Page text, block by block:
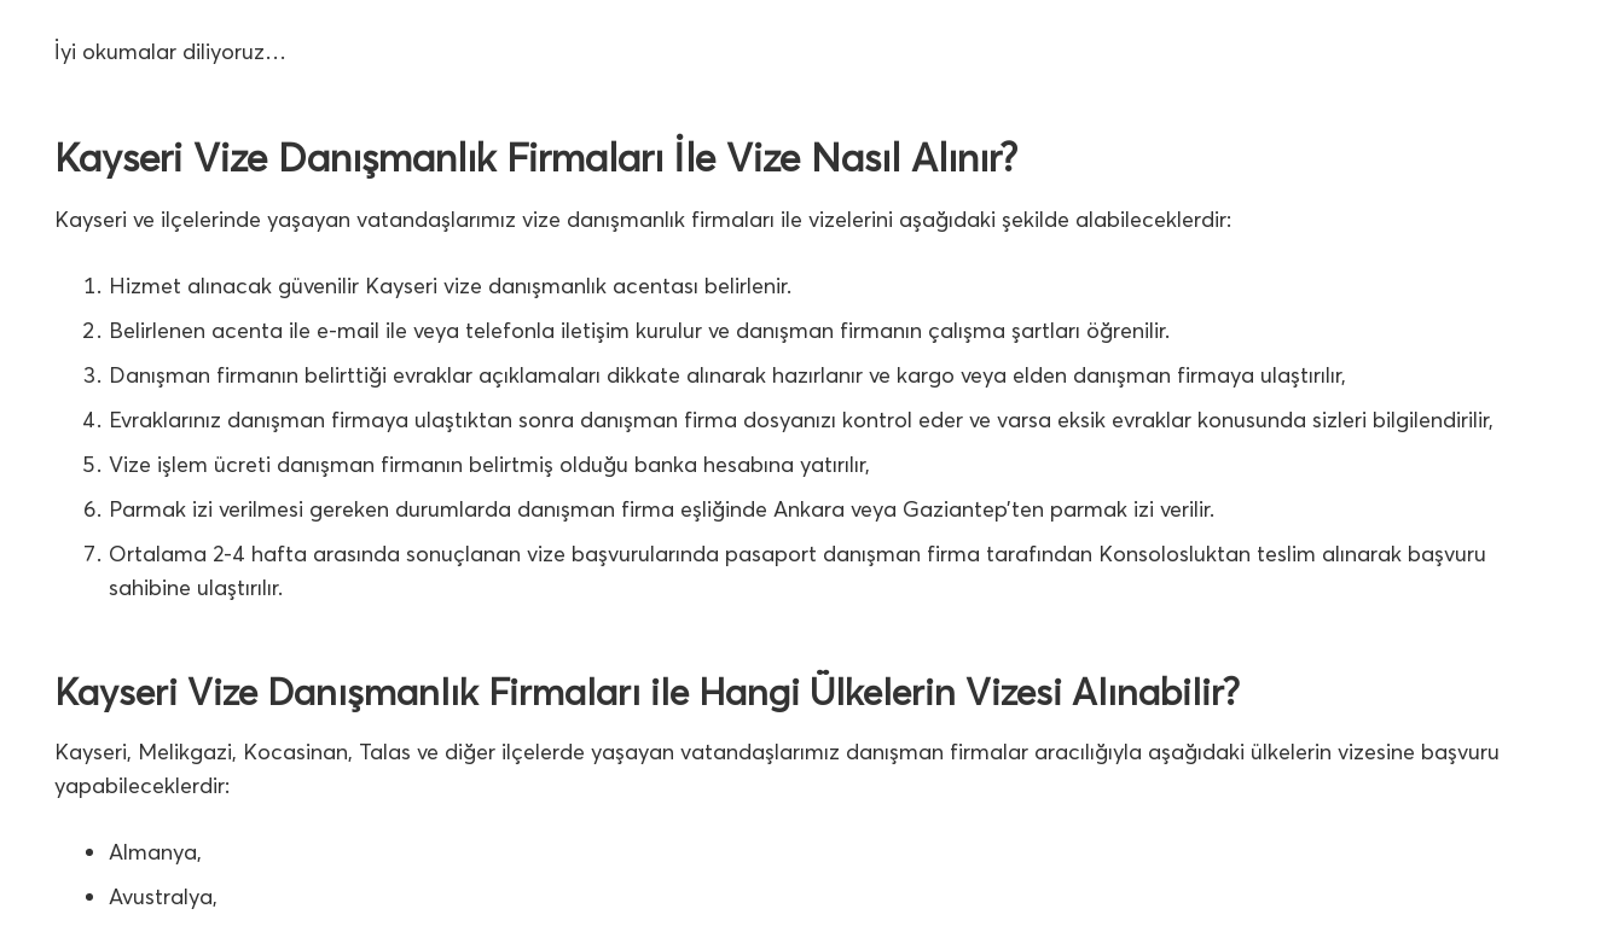
İyi okumalar diliyoruz…
Kayseri Vize Danışmanlık Firmaları İle Vize Nasıl Alınır?
Kayseri ve ilçelerinde yaşayan vatandaşlarımız vize danışmanlık firmaları ile vizelerini aşağıdaki şekilde alabileceklerdir:
Hizmet alınacak güvenilir Kayseri vize danışmanlık acentası belirlenir.
Belirlenen acenta ile e-mail ile veya telefonla iletişim kurulur ve danışman firmanın çalışma şartları öğrenilir.
Danışman firmanın belirttiği evraklar açıklamaları dikkate alınarak hazırlanır ve kargo veya elden danışman firmaya ulaştırılır,
Evraklarınız danışman firmaya ulaştıktan sonra danışman firma dosyanızı kontrol eder ve varsa eksik evraklar konusunda sizleri bilgilendirilir,
Vize işlem ücreti danışman firmanın belirtmiş olduğu banka hesabına yatırılır,
Parmak izi verilmesi gereken durumlarda danışman firma eşliğinde Ankara veya Gaziantep’ten parmak izi verilir.
Ortalama 2-4 hafta arasında sonuçlanan vize başvurularında pasaport danışman firma tarafından Konsolosluktan teslim alınarak başvuru
sahibine ulaştırılır.
Kayseri Vize Danışmanlık Firmaları ile Hangi Ülkelerin Vizesi Alınabilir?
Kayseri, Melikgazi, Kocasinan, Talas ve diğer ilçelerde yaşayan vatandaşlarımız danışman firmalar aracılığıyla aşağıdaki ülkelerin vizesine başvuru
yapabileceklerdir:
Almanya,
Avustralya,